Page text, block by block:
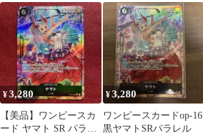
パラレル
¥3,280
【美品】ワンピースカ
ード ヤマト SR パラレ
¥3,280
ワンピースカードop-16
黒ヤマトSRパラレル